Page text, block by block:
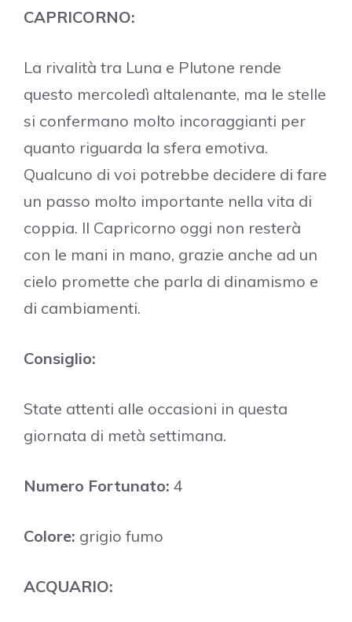
CAPRICORNO:
La rivalità tra Luna e Plutone rende
questo mercoledì altalenante, ma le stelle
si confermano molto incoraggianti per
quanto riguarda la sfera emotiva.
Qualcuno di voi potrebbe decidere di fare
un passo molto importante nella vita di
coppia. Il Capricorno oggi non resterà
con le mani in mano, grazie anche ad un
cielo promette che parla di dinamismo e
di cambiamenti.
Consiglio:
State attenti alle occasioni in questa
giornata di metà settimana.
Numero Fortunato: 4
Colore: grigio fumo
ACQUARIO: